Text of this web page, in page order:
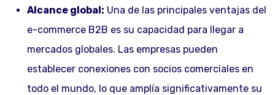
Alcance global: Una de las principales ventajas del
e-commerce B2B es su capacidad para llegar a
mercados globales. Las empresas pueden
establecer conexiones con socios comerciales en
todo el mundo, lo que amplía significativamente su